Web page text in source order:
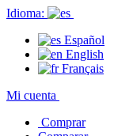
Idioma:
Español
English
Français
Mi cuenta
Comprar